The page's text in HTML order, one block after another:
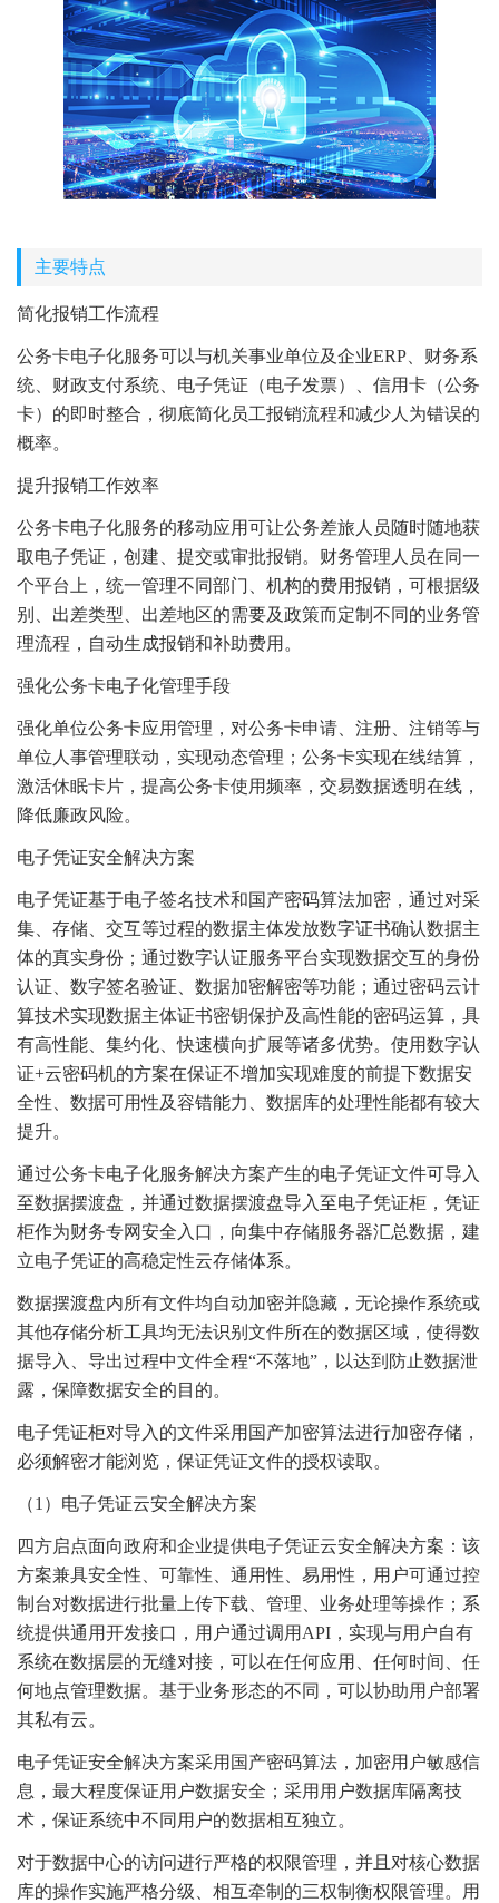
主要特点
简化报销工作流程
公务卡电子化服务可以与机关事业单位及企业ERP、财务系
统、财政支付系统、电子凭证（电子发票）、信用卡（公务
卡）的即时整合，彻底简化员工报销流程和减少人为错误的
概率。
提升报销工作效率
公务卡电子化服务的移动应用可让公务差旅人员随时随地获
取电子凭证，创建、提交或审批报销。财务管理人员在同一
个平台上，统一管理不同部门、机构的费用报销，可根据级
别、出差类型、出差地区的需要及政策而定制不同的业务管
理流程，自动生成报销和补助费用。
强化公务卡电子化管理手段
强化单位公务卡应用管理，对公务卡申请、注册、注销等与
单位人事管理联动，实现动态管理；公务卡实现在线结算，
激活休眠卡片，提高公务卡使用频率，交易数据透明在线，
降低廉政风险。
电子凭证安全解决方案
电子凭证基于电子签名技术和国产密码算法加密，通过对采
集、存储、交互等过程的数据主体发放数字证书确认数据主
体的真实身份；通过数字认证服务平台实现数据交互的身份
认证、数字签名验证、数据加密解密等功能；通过密码云计
算技术实现数据主体证书密钥保护及高性能的密码运算，具
有高性能、集约化、快速横向扩展等诸多优势。使用数字认
证+云密码机的方案在保证不增加实现难度的前提下数据安
全性、数据可用性及容错能力、数据库的处理性能都有较大
提升。
通过公务卡电子化服务解决方案产生的电子凭证文件可导入
至数据摆渡盘，并通过数据摆渡盘导入至电子凭证柜，凭证
柜作为财务专网安全入口，向集中存储服务器汇总数据，建
立电子凭证的高稳定性云存储体系。
数据摆渡盘内所有文件均自动加密并隐藏，无论操作系统或
其他存储分析工具均无法识别文件所在的数据区域，使得数
据导入、导出过程中文件全程“不落地”，以达到防止数据泄
露，保障数据安全的目的。
电子凭证柜对导入的文件采用国产加密算法进行加密存储，
必须解密才能浏览，保证凭证文件的授权读取。
（1）电子凭证云安全解决方案
四方启点面向政府和企业提供电子凭证云安全解决方案：该
方案兼具安全性、可靠性、通用性、易用性，用户可通过控
制台对数据进行批量上传下载、管理、业务处理等操作；系
统提供通用开发接口，用户通过调用API，实现与用户自有
系统在数据层的无缝对接，可以在任何应用、任何时间、任
何地点管理数据。基于业务形态的不同，可以协助用户部署
其私有云。
电子凭证安全解决方案采用国产密码算法，加密用户敏感信
息，最大程度保证用户数据安全；采用用户数据库隔离技
术，保证系统中不同用户的数据相互独立。
对于数据中心的访问进行严格的权限管理，并且对核心数据
库的操作实施严格分级、相互牵制的三权制衡权限管理。用